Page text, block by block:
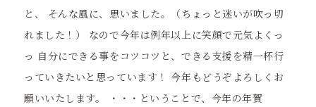
と、 そんな風に、思いました。（ちょっと迷いが吹っ切
れました！） なので今年は例年以上に笑顔で元気よくっ
っ 自分にできる事をコツコツと、できる支援を精一杯行
っていきたいと思っています！ 今年もどうぞよろしくお
願いいたします。 ・・・ということで、今年の年賀